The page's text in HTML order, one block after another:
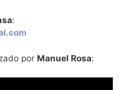
:
por Manuel Rosa: